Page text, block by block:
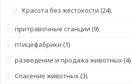
Красота без жестокости (24)
притравочные станции (9)
птицефабрики (1)
разведение и продажа животных(4)
Спасение животных(3)